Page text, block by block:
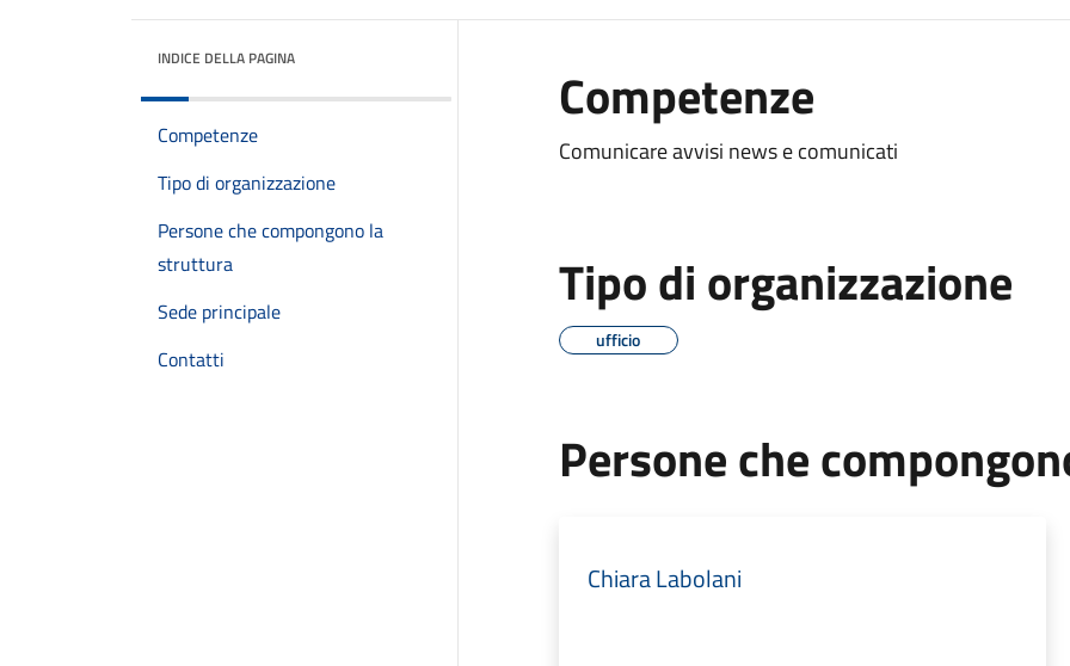
INDICE DELLA PAGINA
Competenze
Tipo di organizzazione
Persone che compongono la
struttura
Sede principale
Contatti
Competenze
Comunicare avvisi news e comunicati
Tipo di organizzazione
ufficio
Persone che
Chiara Labolani